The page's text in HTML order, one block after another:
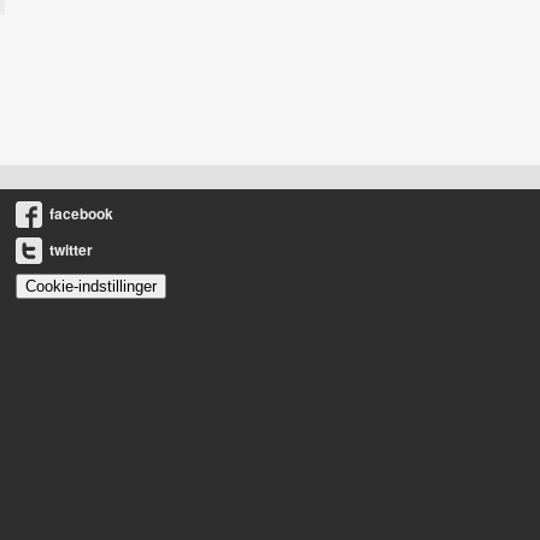
facebook
twitter
Cookie-indstillinger